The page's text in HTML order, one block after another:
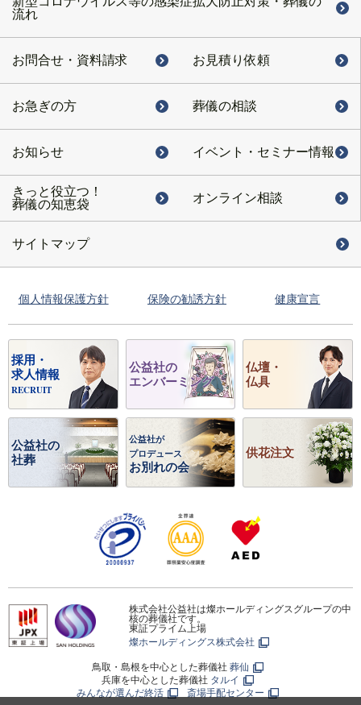
流れ
お問合せ・ 資料請求 お見積り依頼
お急ぎの方 葬儀の相談
お知らせ イベント・ セミナー情報
きっと役立つ！
葬儀の知恵袋
オンライン相談
サイトマップ
個人情報保護方針 保険の勧誘方針 健康宣言
採用・
求人情報
RECRUIT
公益社の
エンバーミング
仏壇・
仏具
公益社の
社葬
公益社が
プロデュース
お別れの会
供花注文
株式会社公益社は燦ホールディングスグループの中
核の葬儀社です。
東証プライム上場
燦ホールディングス株式会社
鳥取・島根を中心とした葬儀社 葬仙
兵庫を中心とした葬儀社 タルイ
みんなが選んだ終活
斎場手配センター